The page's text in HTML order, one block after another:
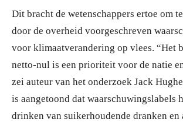
Dit bracht de wetenschappers ertoe om
door de overheid voorgeschreven
voor klimaatverandering op vlees. “Het
netto-nul is een prioriteit voor de natie
zei auteur van het onderzoek Jack
is aangetoond dat waarschuwingslabels
drinken van suikerhoudende dranken en